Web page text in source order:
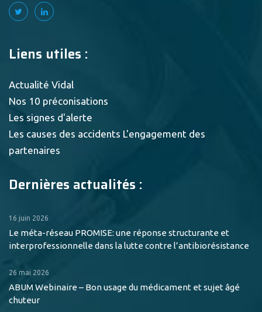
Liens utiles :
Actualité Vidal
Nos 10 préconisations
Les signes d'alerte
Les causes des accidents L'engagement des
partenaires
Dernières actualités :
16 juin 2026
Le méta-réseau PROMISE: une réponse structurante et
interprofessionnelle dans la lutte contre l’antibiorésistance
26 mai 2026
ABUM Webinaire – Bon usage du médicament et sujet âgé
chuteur